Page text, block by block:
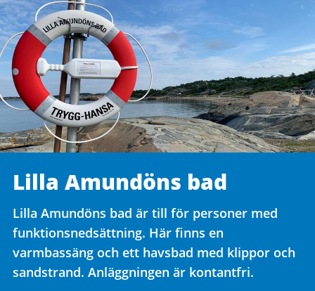
Lilla Amundöns bad
Lilla Amundöns bad är till för personer med
funktionsnedsättning. Här finns en
varmbassäng och ett havsbad med klippor och
sandstrand. Anläggningen är kontantfri.